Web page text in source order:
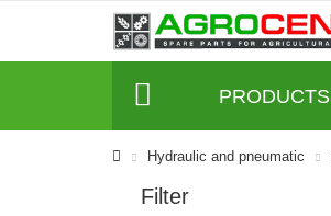
PRODUCTS
Hydraulic and pneumatic
Filter